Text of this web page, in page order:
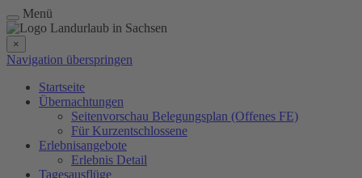
Menü
×
Navigation überspringen
Startseite
Übernachtungen
Seitenvorschau Belegungsplan (Offenes FE)
Für Kurzentschlossene
Erlebnisangebote
Erlebnis Detail
Tagesausflüge